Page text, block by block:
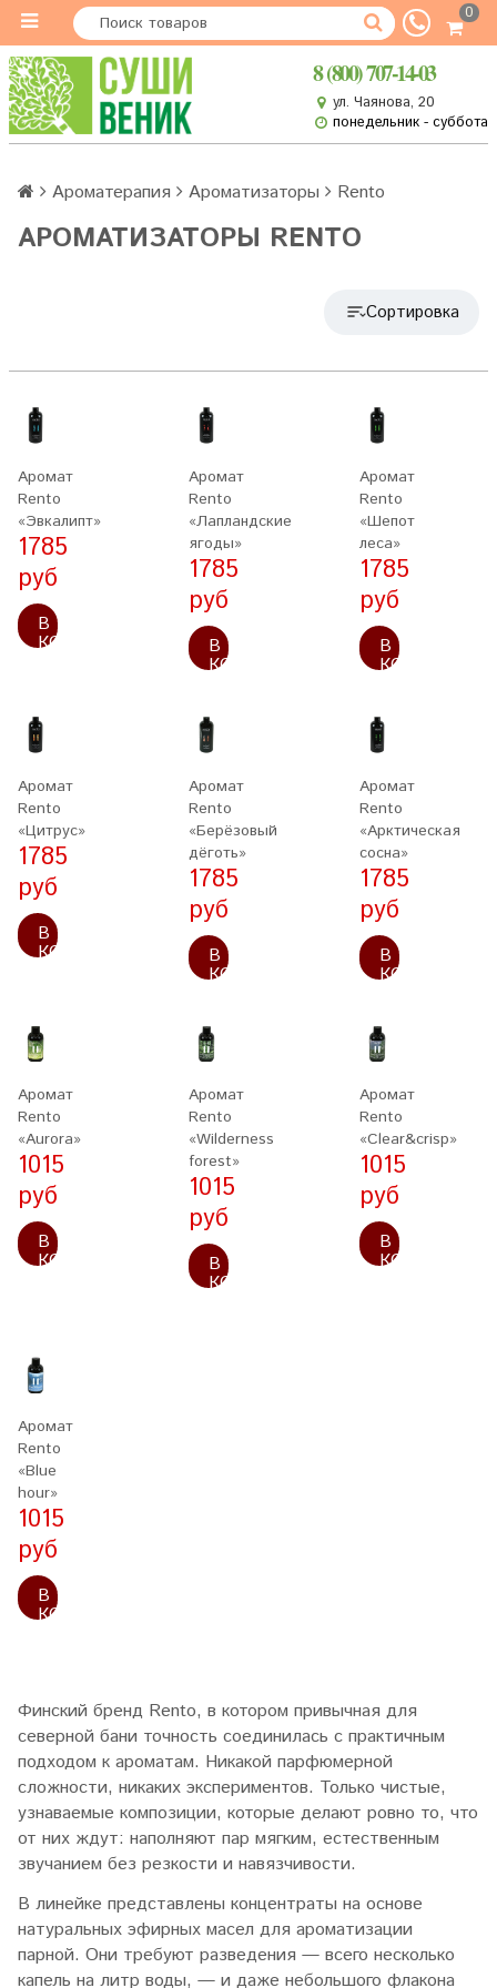
0
8 (800) 707-14-03
ул. Чаянова, 20
понедельник - суббота
Ароматерапия Ароматизаторы Rento
АРОМАТИЗАТОРЫ RENTO
Сортировка
Аромат
Rento
«Эвкалипт»
1785
руб
В
КОРЗИНУ
Аромат
Rento
«Лапландские
ягоды»
1785
руб
В
КОРЗИНУ
Аромат
Rento
«Шепот
леса»
1785
руб
В
КОРЗИНУ
Аромат
Rento
«Цитрус»
1785
руб
В
КОРЗИНУ
Аромат
Rento
«Берёзовый
дёготь»
1785
руб
В
КОРЗИНУ
Аромат
Rento
«Арктическая
сосна»
1785
руб
В
КОРЗИНУ
Аромат
Rento
«Aurora»
1015
руб
В
КОРЗИНУ
Аромат
Rento
«Wilderness
forest»
1015
руб
В
КОРЗИНУ
Аромат
Rento
«Clear&crisp»
1015
руб
В
КОРЗИНУ
Аромат
Rento
«Blue
hour»
1015
руб
В
КОРЗИНУ
Финский бренд Rento, в котором привычная для
северной бани точность соединилась с практичным
подходом к ароматам. Никакой парфюмерной
сложности, никаких экспериментов. Только чистые,
узнаваемые композиции, которые делают ровно то, что
от них ждут: наполняют пар мягким, естественным
звучанием без резкости и навязчивости.
В линейке представлены концентраты на основе
натуральных эфирных масел для ароматизации
парной. Они требуют разведения — всего несколько
капель на литр воды, — и даже небольшого флакона